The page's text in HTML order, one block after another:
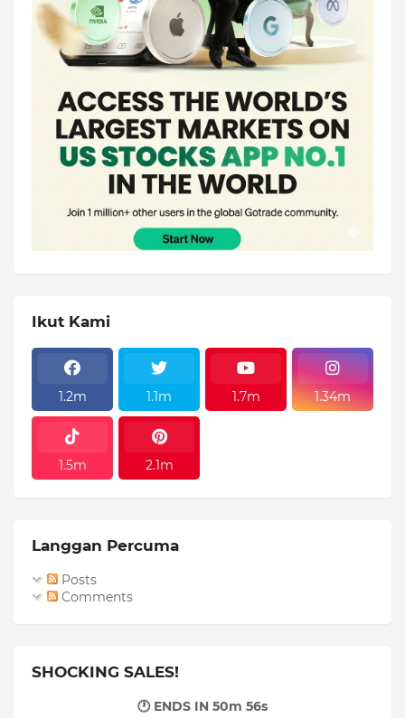
Ikut Kami
1.2m 1.1m 1.7m 1.34m
1.5m 2.1m
Langgan Percuma
Posts
Comments
SHOCKING SALES!
🕐 ENDS IN 50m 54s